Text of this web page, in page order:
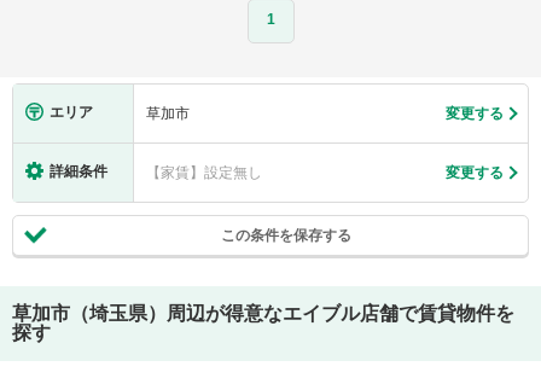
1
エリア 草加市 変更する
詳細条件 【家賃】設定無し 変更する
この条件を保存する
草加市（埼玉県）
周辺が得意なエイブル店舗で賃貸物件を
探す